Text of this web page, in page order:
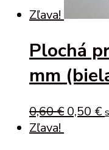
Zľava!
Plochá
mm
0,60€ Original
0,50 €
Zľava!